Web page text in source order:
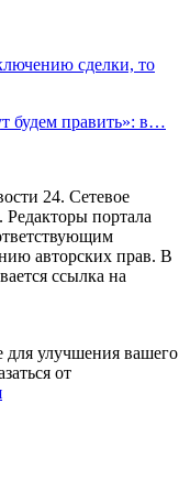
сделки, то
будем править»: в…
24. Сетевое
портала
авторских прав. В
ссылка на
для улучшения вашего
от